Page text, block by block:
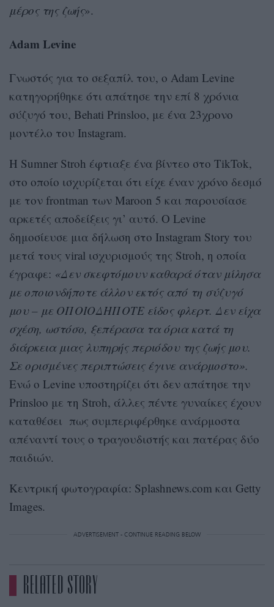
μέρος της ζωής».
Adam Levine
Γνωστός για το σεξαπίλ του, ο Adam Levine
κατηγορήθηκε ότι απάτησε την επί 8 χρόνια
σύζυγό του, Behati Prinsloo, με ένα 23χρονο
μοντέλο του Instagram.
Η Sumner Stroh έφτιαξε ένα βίντεο στο TikTok,
στο οποίο ισχυρίζεται ότι είχε έναν χρόνο δεσμό
με τον frontman των Maroon 5 και παρουσίασε
αρκετές αποδείξεις γι’ αυτό. Ο Levine
δημοσίευσε μια δήλωση στο Instagram Story του
μετά τους viral ισχυρισμούς της Stroh, η οποία
έγραφε: «Δεν σκεφτόμουν καθαρά όταν μίλησα
με οποιονδήποτε άλλον εκτός από τη σύζυγό
μου – με ΟΠΟΙΟΔΗΠΟΤΕ είδος φλερτ. Δεν είχα
σχέση, ωστόσο, ξεπέρασα τα όρια κατά τη
διάρκεια μιας λυπηρής περιόδου της ζωής μου.
Σε ορισμένες περιπτώσεις έγινε ανάρμοστο».
Ενώ ο Levine υποστηρίζει ότι δεν απάτησε την
Prinsloo με τη Stroh, άλλες πέντε γυναίκες έχουν
καταθέσει πως συμπεριφέρθηκε ανάρμοστα
απέναντί τους ο τραγουδιστής και πατέρας δύο
παιδιών.
Κεντρική φωτογραφία: Splashnews.com και Getty
Images.
ADVERTISEMENT - CONTINUE READING BELOW
RELATED STORY